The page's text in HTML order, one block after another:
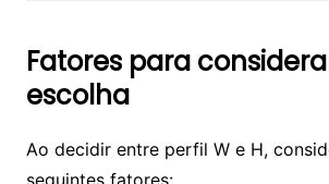
Fatores para
escolha
Ao decidir entre perfil W e H,
seguintes fatores: